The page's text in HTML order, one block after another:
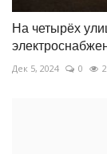
На четырёх
Дек 5, 2024 0